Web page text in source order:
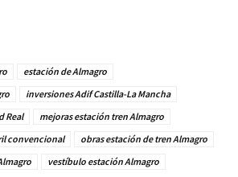
estación de Almagro
inversiones Adif Castilla-La Mancha
Real
mejoras estación tren Almagro
convencional
obras estación de tren Almagro
vestíbulo estación Almagro